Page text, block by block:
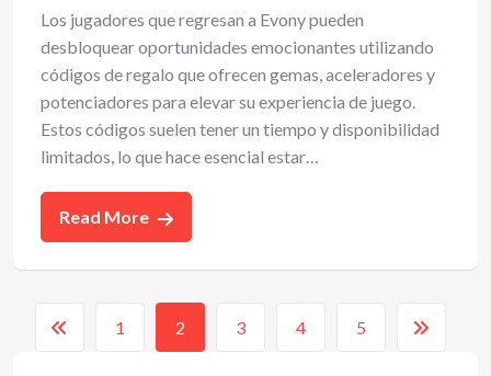
Los jugadores que regresan a Evony pueden
desbloquear oportunidades emocionantes utilizando
códigos de regalo que ofrecen gemas, aceleradores y
potenciadores para elevar su experiencia de juego.
Estos códigos suelen tener un tiempo y disponibilidad
limitados, lo que hace esencial estar…
Read More
1 2 3 4 5